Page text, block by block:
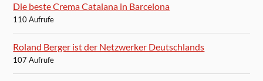
Die beste Crema Catalana in Barcelona
110 Aufrufe
Roland Berger ist der Netzwerker Deutschlands
107 Aufrufe